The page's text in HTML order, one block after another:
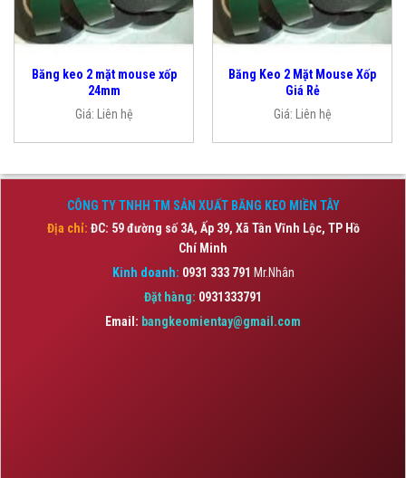
Băng keo 2 mặt mouse xốp
24mm
Giá:
Liên hệ
Băng Keo 2 Mặt Mouse Xốp
Giá Rẻ
Giá:
Liên hệ
CÔNG TY TNHH TM SẢN XUẤT BĂNG KEO MIỀN TÂY
Địa chỉ: ĐC: 59 đường số 3A, Ấp 39, Xã Tân Vĩnh Lộc, TP Hồ
Chí Minh
Kinh doanh: 0931 333 791 Mr.Nhân
Đặt hàng: 0931333791
Email: bangkeomientay@gmail.com